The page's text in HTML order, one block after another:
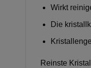
Wirkt
Die
Reinste